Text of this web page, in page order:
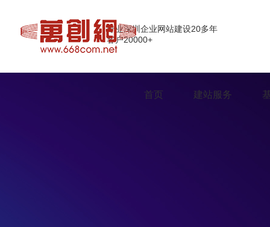
专业深圳企业网站建设20多年
客户20000+
首页 建站服务